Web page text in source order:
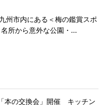
州市内にある＜梅の鑑賞スポ
所から意外な公園・...
本の交換会」開催 キッチン